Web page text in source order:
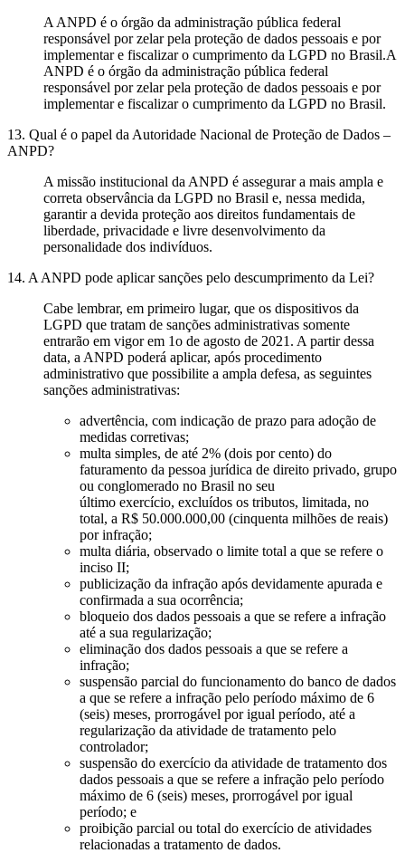
A ANPD é o órgão da administração pública federal
responsável por zelar pela proteção de dados pessoais e por
implementar e fiscalizar o cumprimento da LGPD no Brasil.A
ANPD é o órgão da administração pública federal
responsável por zelar pela proteção de dados pessoais e por
implementar e fiscalizar o cumprimento da LGPD no Brasil.
13. Qual é o papel da Autoridade Nacional de Proteção de Dados –
ANPD?
A missão institucional da ANPD é assegurar a mais ampla e
correta observância da LGPD no Brasil e, nessa medida,
garantir a devida proteção aos direitos fundamentais de
liberdade, privacidade e livre desenvolvimento da
personalidade dos indivíduos.
14. A ANPD pode aplicar sanções pelo descumprimento da Lei?
Cabe lembrar, em primeiro lugar, que os dispositivos da
LGPD que tratam de sanções administrativas somente
entrarão em vigor em 1o de agosto de 2021. A partir dessa
data, a ANPD poderá aplicar, após procedimento
administrativo que possibilite a ampla defesa, as seguintes
sanções administrativas:
advertência, com indicação de prazo para adoção de
medidas corretivas;
multa simples, de até 2% (dois por cento) do
faturamento da pessoa jurídica de direito privado, grupo
ou conglomerado no Brasil no seu
último exercício, excluídos os tributos, limitada, no
total, a R$ 50.000.000,00 (cinquenta milhões de reais)
por infração;
multa diária, observado o limite total a que se refere o
inciso II;
publicização da infração após devidamente apurada e
confirmada a sua ocorrência;
bloqueio dos dados pessoais a que se refere a infração
até a sua regularização;
eliminação dos dados pessoais a que se refere a
infração;
suspensão parcial do funcionamento do banco de dados
a que se refere a infração pelo período máximo de 6
(seis) meses, prorrogável por igual período, até a
regularização da atividade de tratamento pelo
controlador;
suspensão do exercício da atividade de tratamento dos
dados pessoais a que se refere a infração pelo período
máximo de 6 (seis) meses, prorrogável por igual
período; e
proibição parcial ou total do exercício de atividades
relacionadas a tratamento de dados.